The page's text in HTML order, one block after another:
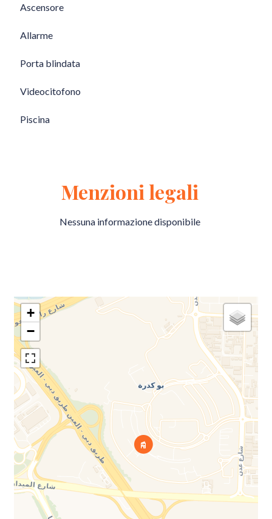
Ascensore
Allarme
Porta blindata
Videocitofono
Piscina
Menzioni legali
Nessuna informazione disponibile
+
−